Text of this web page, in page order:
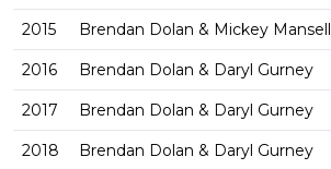
2015 Brendan Dolan & Mickey Mansell
2016 Brendan Dolan & Daryl Gurney
2017 Brendan Dolan & Daryl Gurney
2018 Brendan Dolan & Daryl Gurney